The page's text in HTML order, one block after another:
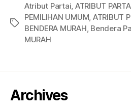
Atribut Partai ATRIBUT
PEMILIHAN UMUM ATRIBUT
BENDERA MURAH Bendera
MURAH
Archives